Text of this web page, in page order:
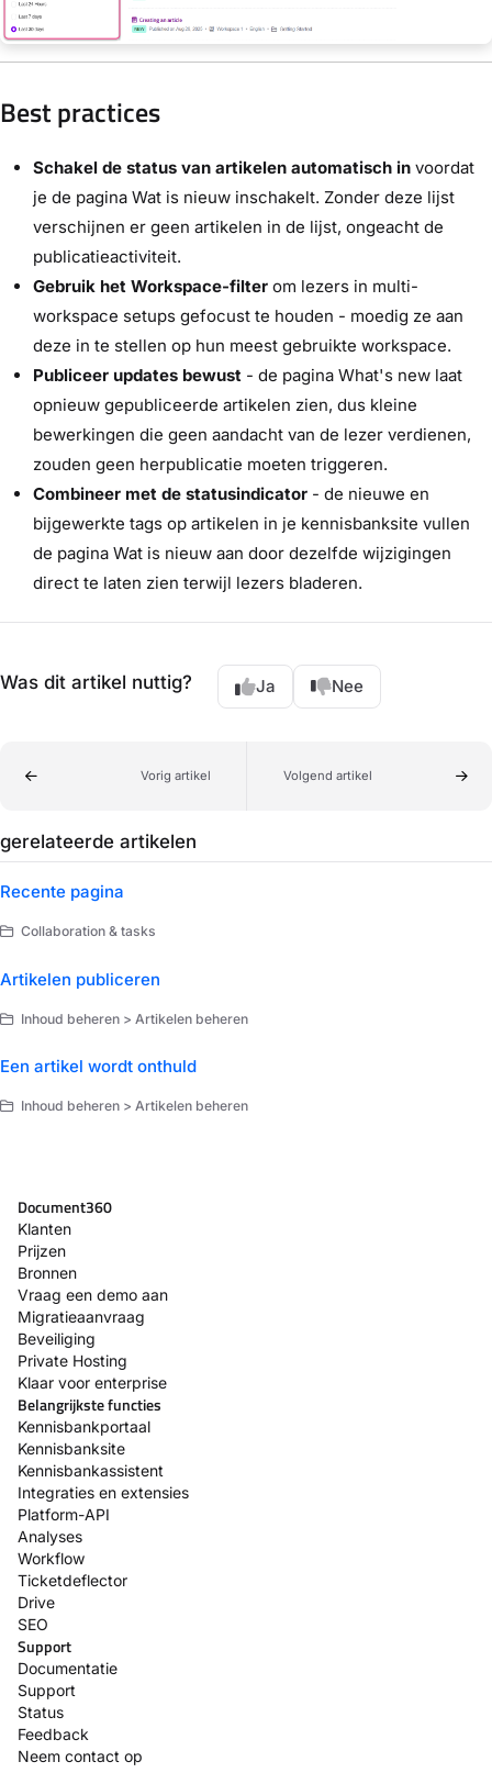
Best practices
Schakel de status van artikelen automatisch in voordat
je de pagina Wat is nieuw inschakelt. Zonder deze lijst
verschijnen er geen artikelen in de lijst, ongeacht de
publicatieactiviteit.
Gebruik het Workspace-filter om lezers in multi-
workspace setups gefocust te houden - moedig ze aan
deze in te stellen op hun meest gebruikte workspace.
Publiceer updates bewust - de pagina What's new laat
opnieuw gepubliceerde artikelen zien, dus kleine
bewerkingen die geen aandacht van de lezer verdienen,
zouden geen herpublicatie moeten triggeren.
Combineer met de statusindicator - de nieuwe en
bijgewerkte tags op artikelen in je kennisbanksite vullen
de pagina Wat is nieuw aan door dezelfde wijzigingen
direct te laten zien terwijl lezers bladeren.
Was dit artikel nuttig? Ja Nee
Vorig artikel Volgend artikel
gerelateerde artikelen
Recente pagina
Collaboration & tasks
Artikelen publiceren
Inhoud beheren > Artikelen beheren
Een artikel wordt onthuld
Inhoud beheren > Artikelen beheren
Document360
Klanten
Prijzen
Bronnen
Vraag een demo aan
Migratieaanvraag
Beveiliging
Private Hosting
Klaar voor enterprise
Belangrijkste functies
Kennisbankportaal
Kennisbanksite
Kennisbankassistent
Integraties en extensies
Platform-API
Analyses
Workflow
Ticketdeflector
Drive
SEO
Support
Documentatie
Support
Status
Feedback
Neem contact op